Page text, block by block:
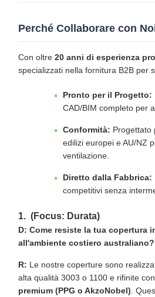
Perché Collaborare con
Con oltre 20 anni di esperienza
specializzati nella fornitura B2B per
Pronto per il Progetto:
CAD/BIM completo per
Conformità: Progettato
edilizi europei e AU/NZ
ventilazione.
Diretto dalla Fabbrica:
competitivi senza
1. (Focus: Durata)
D: Come resiste la tua copertura
all'ambiente costiero australiano?
R: Le nostre coperture sono
alta qualità 3003 o 1100 e rifinite con
premium (PPG o AkzoNobel).